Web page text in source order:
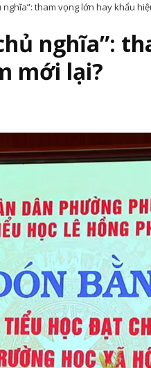
tham vọng lớn hay khẩu
nghĩa”:
mới lại?